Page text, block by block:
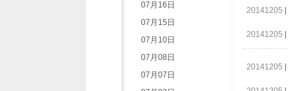
07月16日
07月15日
07月10日
07月08日
07月07日
20141205
20141205
20141205